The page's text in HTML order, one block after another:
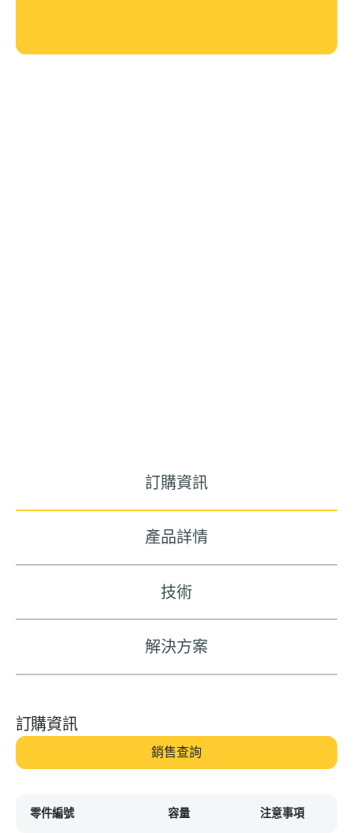
訂購資訊
產品詳情
技術
解決方案
訂購資訊
銷售查詢
零件編號 容量 注意事項